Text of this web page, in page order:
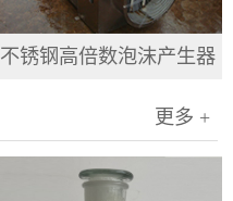
不锈钢高倍数泡沫产生器
更多 +